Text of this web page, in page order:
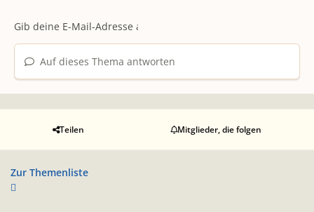
Auf dieses Thema antworten
Teilen Mitglieder, die folgen
Zur Themenliste